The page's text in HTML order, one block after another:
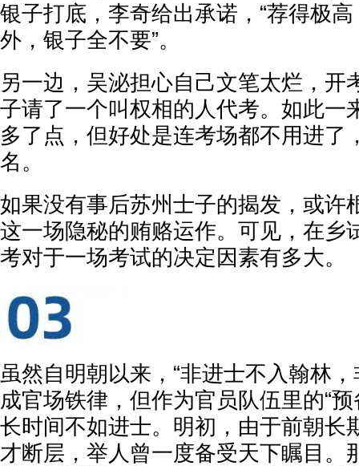
银子打底，李奇给出承诺，“荐得极
外，银子全不要”。
另一边，吴泌担心自己文笔太烂，开
子请了一个叫权相的人代考。如此一
多了点，但好处是连考场都不用进了
名。
如果没有事后苏州士子的揭发，或许
这一场隐秘的贿赂运作。可见，在乡
考对于一场考试的决定因素有多大。
虽然自明朝以来，“非进士不入翰林
成官场铁律，但作为官员队伍里的“
长时间不如进士。明初，由于前朝长
才断层，举人曾一度备受天下瞩目。